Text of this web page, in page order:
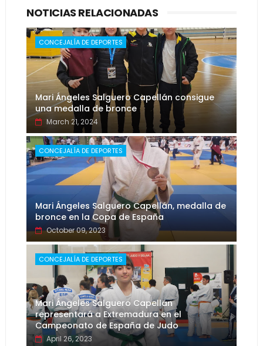
NOTICIAS RELACIONADAS
CONCEJALÍA DE DEPORTES
Mari Ángeles Salguero Capellán consigue
una medalla de bronce
March 21, 2024
CONCEJALÍA DE DEPORTES
Mari Ángeles Salguero Capellán, medalla de
bronce en la Copa de España
October 09, 2023
CONCEJALÍA DE DEPORTES
Mari Ángeles Salguero Capellán
representará a Extremadura en el
Campeonato de España de Judo
April 26, 2023